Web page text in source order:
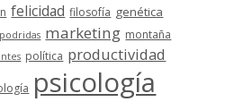
felicidad filosofía genética
marketing montaña
política productividad
psicología